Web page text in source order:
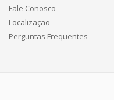
Fale Conosco
Localização
Perguntas Frequentes